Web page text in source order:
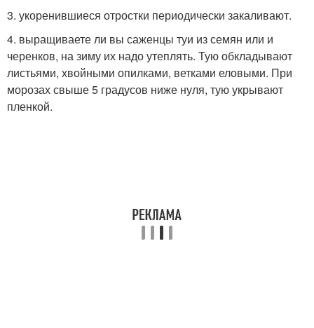
3. укоренившиеся отростки периодически закаливают.
4. выращиваете ли вы саженцы туи из семян или и
черенков, на зиму их надо утеплять. Тую обкладывают
листьями, хвойными опилками, ветками еловыми. При
морозах свыше 5 градусов ниже нуля, тую укрывают
пленкой.